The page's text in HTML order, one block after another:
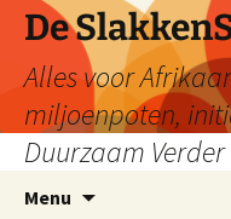
De
Alles voor
miljoenpoten,
Duurzaam Verder
Menu